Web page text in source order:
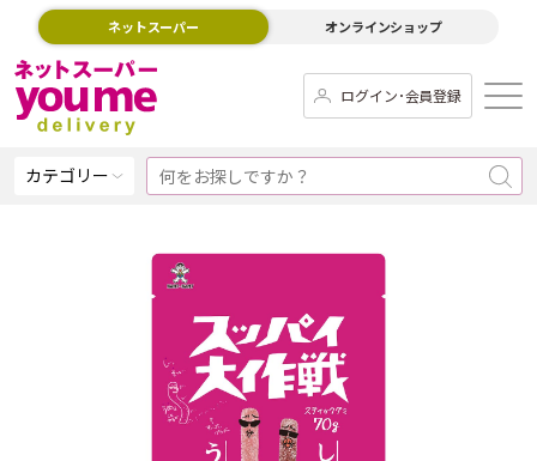
ネットスーパー オンラインショップ
ログイン･会員登録
カテゴリー